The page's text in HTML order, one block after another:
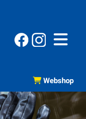
 Webshop